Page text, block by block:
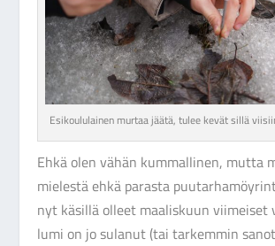
Esikoululainen murtaa jäätä, tulee kevät sillä
Ehkä olen vähän kummallinen, mutta
mielestä ehkä parasta
nyt käsillä olleet maaliskuun viimeiset
lumi on jo sulanut (tai tarkemmin